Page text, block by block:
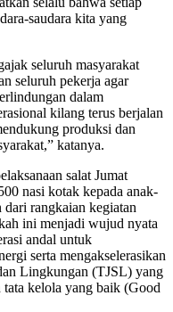
saudara kita yang
seluruh masyarakat
seluruh pekerja agar
dalam
kilang terus berjalan
produksi dan
katanya.
salat Jumat
nasi kotak kepada anak-
dari rangkaian kegiatan
ini menjadi wujud nyata
andal untuk
serta mengakselerasikan
Lingkungan (TJSL) yang
tata kelola yang baik (Good